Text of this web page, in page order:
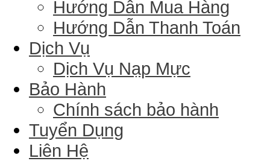
Hướng Dẫn Mua Hàng
Hướng Dẫn Thanh Toán
Dịch Vụ
Dịch Vụ Nạp Mực
Bảo Hành
Chính sách bảo hành
Tuyển Dụng
Liên Hệ